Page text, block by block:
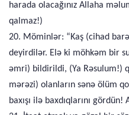
harada olacağınız Allaha
qalmaz!)
20. Möminlər: “Kaş (cihad
deyirdilər. Elə ki möhkəm bir
əmri) bildirildi, (Ya Rəsulum!)
mərəzi) olanların sənə ölüm
baxışı ilə baxdıqlarını